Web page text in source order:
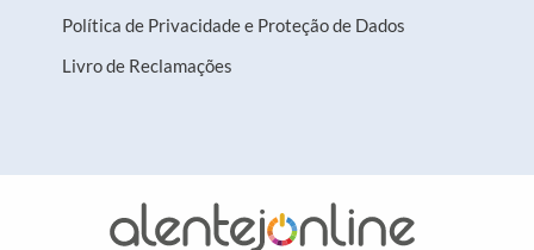
Política de Privacidade e Proteção de Dados
Livro de Reclamações